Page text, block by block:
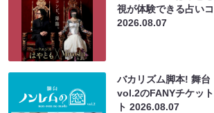
視が体験できる占い
2026.08.07
バカリズム脚本! 舞台
vol.2のFANYチケッ
ト2026.08.07